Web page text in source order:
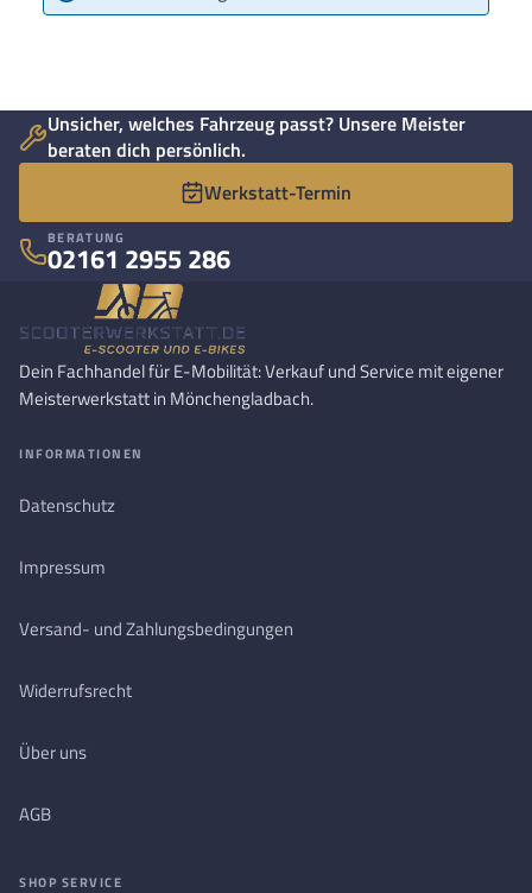
Unsicher, welches Fahrzeug passt? Unsere Meister
beraten dich persönlich.
Werkstatt-Termin
BERATUNG
02161 2955 286
Dein Fachhandel für E-Mobilität: Verkauf und Service mit eigener
Meisterwerkstatt in Mönchengladbach.
INFORMATIONEN
Datenschutz
Impressum
Versand- und Zahlungsbedingungen
Widerrufsrecht
Über uns
AGB
SHOP SERVICE